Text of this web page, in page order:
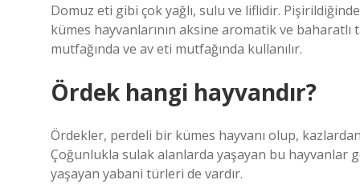
Domuz eti gibi çok yağlı, sulu ve liflidir.
kümes hayvanlarının aksine aromatik ve
mutfağında ve av eti mutfağında kullanılır.
Ördek hangi hayvandır?
Ördekler, perdeli bir kümes hayvanı olup,
Çoğunlukla sulak alanlarda yaşayan bu hayvanlar
yaşayan yabani türleri de vardır.